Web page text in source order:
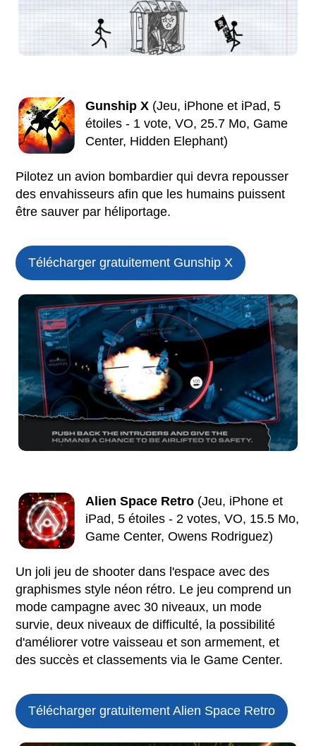
Gunship X (Jeu, iPhone et iPad, 5
étoiles - 1 vote, VO, 25.7 Mo, Game
Center, Hidden Elephant)
Pilotez un avion bombardier qui devra repousser
des envahisseurs afin que les humains puissent
être sauver par héliportage.
Télécharger gratuitement Gunship X
Alien Space Retro (Jeu, iPhone et
iPad, 5 étoiles - 2 votes, VO, 15.5 Mo,
Game Center, Owens Rodriguez)
Un joli jeu de shooter dans l'espace avec des
graphismes style néon rétro. Le jeu comprend un
mode campagne avec 30 niveaux, un mode
survie, deux niveaux de difficulté, la possibilité
d'améliorer votre vaisseau et son armement, et
des succès et classements via le Game Center.
Télécharger gratuitement Alien Space Retro